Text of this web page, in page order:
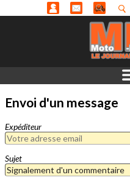
Envoi d'un message
Expéditeur
Sujet